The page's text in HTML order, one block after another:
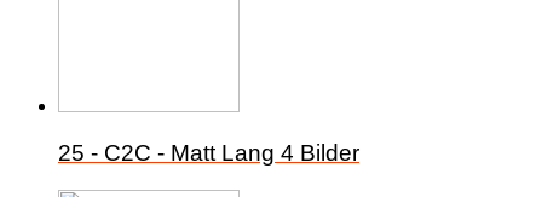
25 - C2C - Matt Lang 4 Bilder